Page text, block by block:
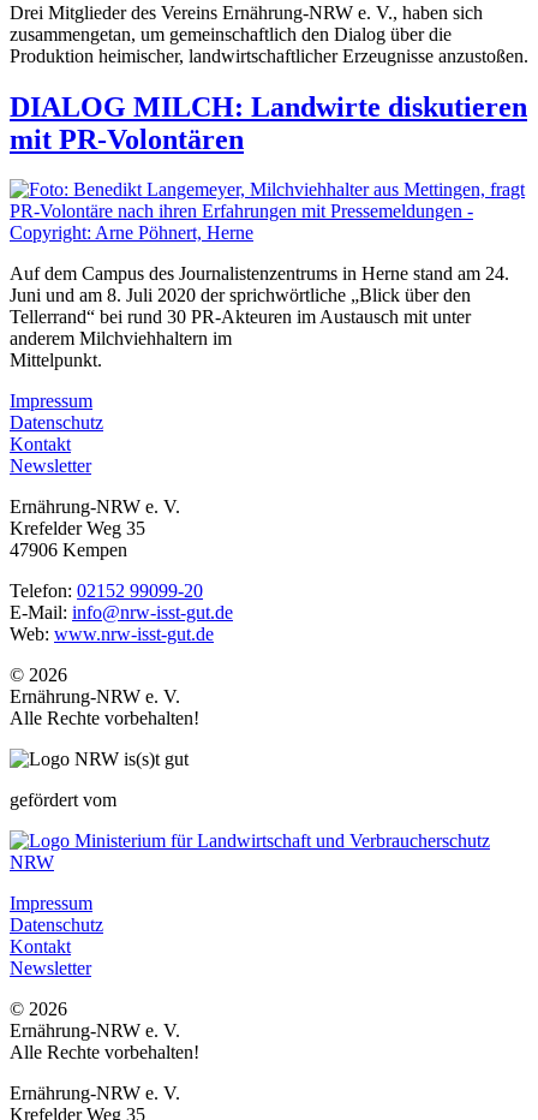
Drei Mitglieder des Vereins Ernährung-NRW e. V., haben sich
zusammengetan, um gemeinschaftlich den Dialog über die
Produktion heimischer, landwirtschaftlicher Erzeugnisse anzustoßen.
DIALOG MILCH: Landwirte diskutieren
mit PR-Volontären
Auf dem Campus des Journalistenzentrums in Herne stand am 24.
Juni und am 8. Juli 2020 der sprichwörtliche „Blick über den
Tellerrand“ bei rund 30 PR-Akteuren im Austausch mit unter
anderem Milchviehhaltern im
Mittelpunkt.
Impressum
Datenschutz
Kontakt
Newsletter
Ernährung-NRW e. V.
Krefelder Weg 35
47906 Kempen
Telefon: 02152 99099-20
E-Mail: info@nrw-isst-gut.de
Web: www.nrw-isst-gut.de
© 2026
Ernährung-NRW e. V.
Alle Rechte vorbehalten!
gefördert vom
Impressum
Datenschutz
Kontakt
Newsletter
© 2026
Ernährung-NRW e. V.
Alle Rechte vorbehalten!
Ernährung-NRW e. V.
Krefelder Weg 35